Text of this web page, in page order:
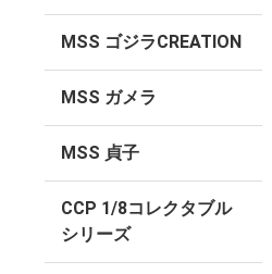
MSS ゴジラCREATION
MSS ガメラ
MSS 貞子
CCP 1/8コレクタブル
シリーズ